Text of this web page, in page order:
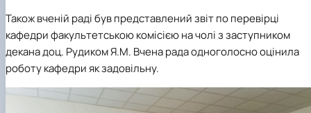
Також вченій раді був представлений звіт по перевірці
кафедри факультетською комісією на чолі з заступником
декана доц. Рудиком Я.М. Вчена рада одноголосно оцінила
роботу кафедри як задовільну.